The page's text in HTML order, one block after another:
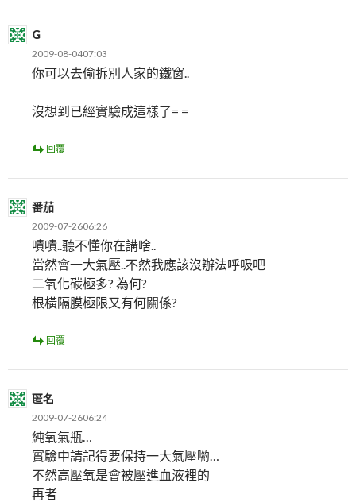
G
2009-08-0407:03
你可以去偷拆別人家的鐵窗..
沒想到已經實驗成這樣了= =
回覆
番茄
2009-07-2606:26
嘖嘖..聽不懂你在講啥..
當然會一大氣壓..不然我應該沒辦法呼吸吧
二氧化碳極多? 為何?
根橫隔膜極限又有何關係?
回覆
匿名
2009-07-2606:24
純氧氣瓶…
實驗中請記得要保持一大氣壓喲…
不然高壓氧是會被壓進血液裡的
再者